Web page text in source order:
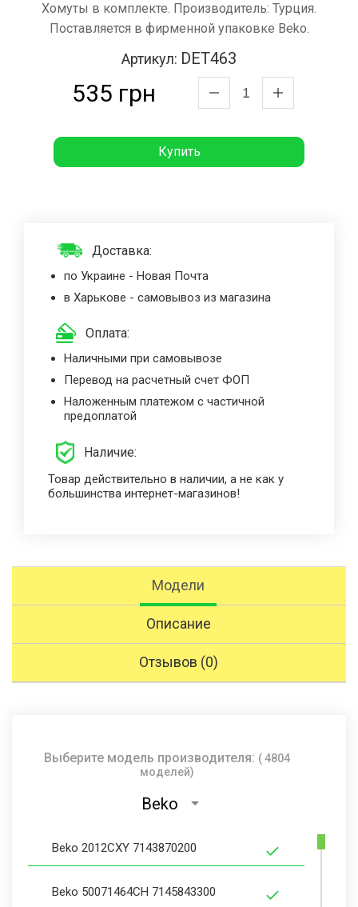
Хомуты в комплекте. Производитель: Турция.
Поставляется в фирменной упаковке Beko.
Артикул: DET463
535 грн
Купить
Доставка:
по Украине - Новая Почта
в Харькове - самовывоз из магазина
Оплата:
Наличными при самовывозе
Перевод на расчетный счет ФОП
Наложенным платежом с частичной
предоплатой
Наличие:
Товар действительно в наличии, а не как у
большинства интернет-магазинов!
Модели
Описание
Отзывов (0)
Выберите модель производителя: ( 4804
моделей)
Beko
Beko 2012CXY 7143870200
Beko 50071464CH 7145843300